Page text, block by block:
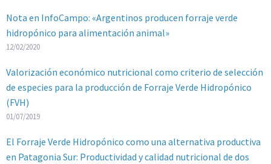
Nota en InfoCampo: «Argentinos producen forraje verde
hidropónico para alimentación animal»
12/02/2020
Valorización económico nutricional como criterio de selección
de especies para la producción de Forraje Verde Hidropónico
(FVH)
01/07/2019
El Forraje Verde Hidropónico como una alternativa productiva
en Patagonia Sur: Productividad y calidad nutricional de dos